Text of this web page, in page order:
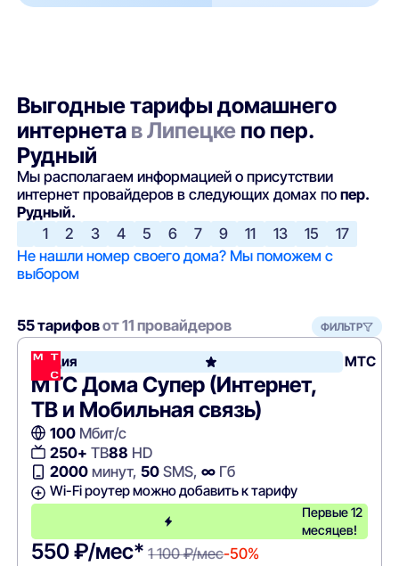
Выгодные тарифы домашнего
интернета в Липецке по пер.
Рудный
Мы располагаем информацией о присутствии
интернет провайдеров в следующих домах попер.
Рудный.
1
2 3 4 5 6 7 9 11 13 15
17
Не нашли номер своего дома? Мы поможем с
выбором
55 тарифовот 11 провайдеров ФИЛЬТР
Акция МТС
МТС Дома Супер (Интернет,
ТВ и Мобильная связь)
100Мбит/с
250+ ТВ88 HD
2000минут, 50SMS, ∞Гб
Wi-Fi роутер можно добавить к тарифу
Первые 12
месяцев!
550 ₽/мес* 1 100 ₽/мес-50%